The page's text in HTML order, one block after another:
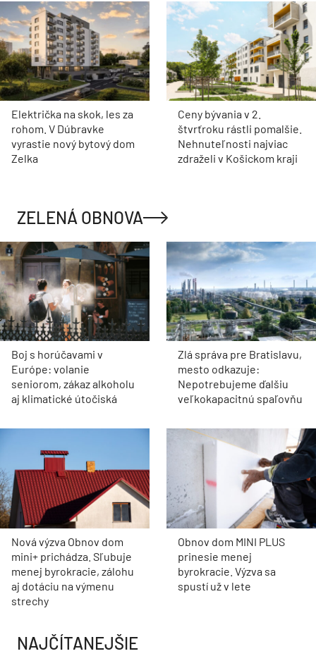
Električka na skok, les za
rohom. V Dúbravke
vyrastie nový bytový dom
Zelka
Ceny bývania v 2.
štvrťroku rástli pomalšie.
Nehnuteľnosti najviac
zdraželi v Košickom kraji
ZELENÁ OBNOVA
Boj s horúčavami v
Európe: volanie
seniorom, zákaz alkoholu
aj klimatické útočiská
Zlá správa pre Bratislavu,
mesto odkazuje:
Nepotrebujeme ďalšiu
veľkokapacitnú spaľovňu
Nová výzva Obnov dom
mini+ prichádza. Sľubuje
menej byrokracie, zálohu
aj dotáciu na výmenu
strechy
Obnov dom MINI PLUS
prinesie menej
byrokracie. Výzva sa
spustí už v lete
NAJČÍTANEJŠIE